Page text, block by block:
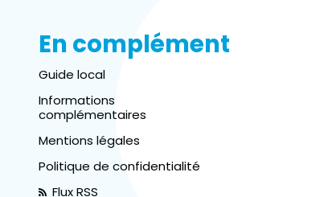
En complément
Guide local
Informations
complémentaires
Mentions légales
Politique de confidentialité
Flux RSS